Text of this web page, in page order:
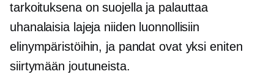
tarkoituksena on suojella ja palauttaa
uhanalaisia ​​lajeja niiden luonnollisiin
elinympäristöihin, ja pandat ovat yksi eniten
siirtymään joutuneista.